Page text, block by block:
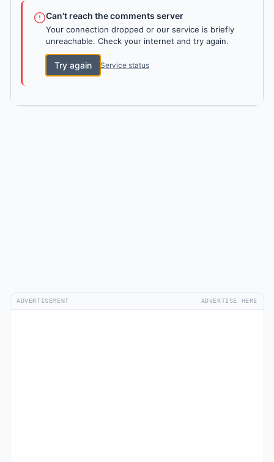
Can't reach the comments server
Your connection dropped or our service is briefly
unreachable. Check your internet and try again.
Try again Service status
ADVERTISEMENT ADVERTISE HERE